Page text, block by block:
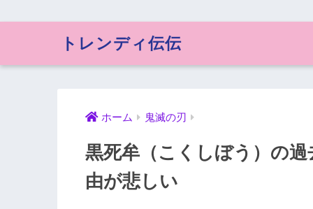
トレンディ伝伝
ホーム 鬼滅の刃
黒死牟（こくしぼう）の
由が悲しい